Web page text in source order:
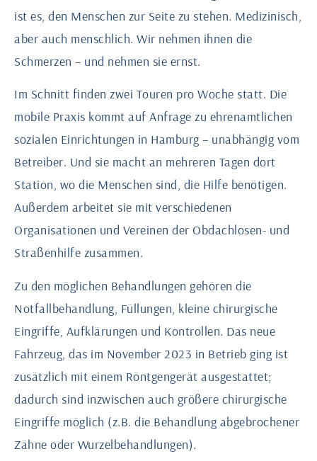
ist es, den Menschen zur Seite zu stehen. Medizinisch,
aber auch menschlich. Wir nehmen ihnen die
Schmerzen – und nehmen sie ernst.
Im Schnitt finden zwei Touren pro Woche statt. Die
mobile Praxis kommt auf Anfrage zu ehrenamtlichen
sozialen Einrichtungen in Hamburg – unabhängig vom
Betreiber. Und sie macht an mehreren Tagen dort
Station, wo die Menschen sind, die Hilfe benötigen.
Außerdem arbeitet sie mit verschiedenen
Organisationen und Vereinen der Obdachlosen- und
Straßenhilfe zusammen.
Zu den möglichen Behandlungen gehören die
Notfallbehandlung, Füllungen, kleine chirurgische
Eingriffe, Aufklärungen und Kontrollen. Das neue
Fahrzeug, das im November 2023 in Betrieb ging ist
zusätzlich mit einem Röntgengerät ausgestattet;
dadurch sind inzwischen auch größere chirurgische
Eingriffe möglich (z.B. die Behandlung abgebrochener
Zähne oder Wurzelbehandlungen).